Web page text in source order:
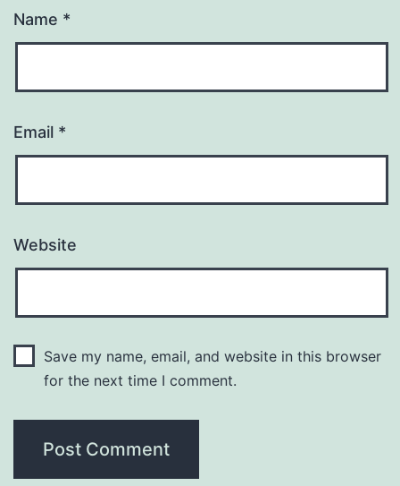
Name *
Email *
Website
Save my name, email, and website in this browser
for the next time I comment.